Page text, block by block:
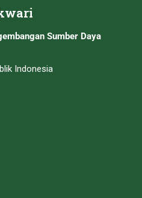
Sumber Daya
Indonesia